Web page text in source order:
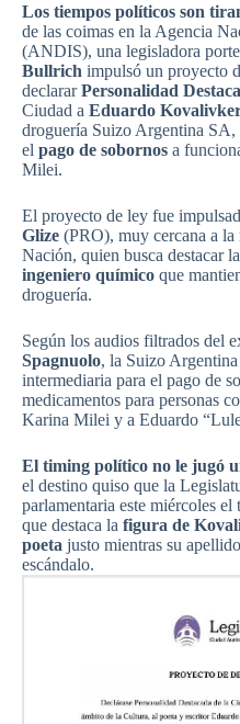
Los tiempos políticos son
de las coimas en la Agencia
(ANDIS), una legisladora
Bullrich impulsó un proyecto
declararPersonalidad
Ciudad a Eduardo
droguería Suizo Argentina SA,
el pago de sobornos a
Milei.
El proyecto de ley fue
Glize (PRO), muy cercana a
Nación, quien busca destacar la
ingeniero químico que
droguería.
Según los audios filtrados del
Spagnuolo, la Suizo
intermediaria para el pago de
medicamentos para personas
Karina Milei y a Eduardo
El timing político no le jugó
el destino quiso que la
parlamentaria este miércoles
que destaca la figura de
poeta justo mientras su
escándalo.